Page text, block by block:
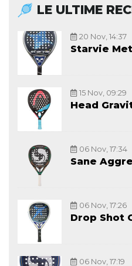
LE ULTIME
20 Nov, 14:37
Starvie
15 Nov, 09:29
Head
06 Nov, 17:34
Sane
06 Nov, 17:26
Drop Shot
06 Nov, 17:19